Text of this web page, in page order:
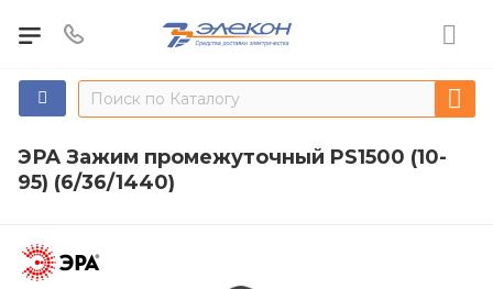
ЭРА Зажим промежуточный PS1500 (10-
95) (6/36/1440)